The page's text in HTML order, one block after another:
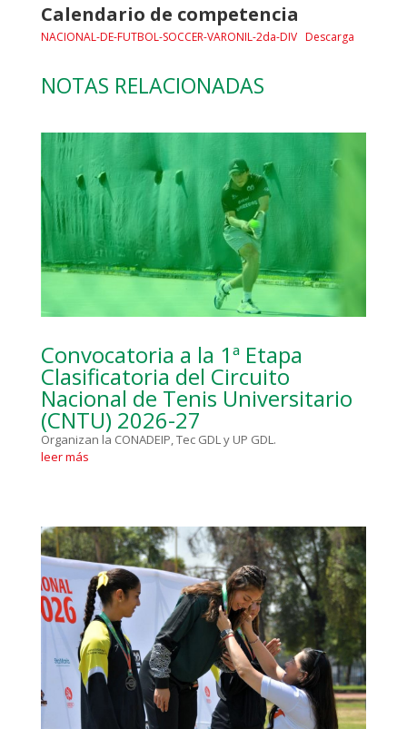
Calendario de competencia
NACIONAL-DE-FUTBOL-SOCCER-VARONIL-2da-DIV Descarga
NOTAS RELACIONADAS
Convocatoria a la 1ª Etapa
Clasificatoria del Circuito
Nacional de Tenis Universitario
(CNTU) 2026-27
Organizan la CONADEIP, Tec GDL y UP GDL.
leer más